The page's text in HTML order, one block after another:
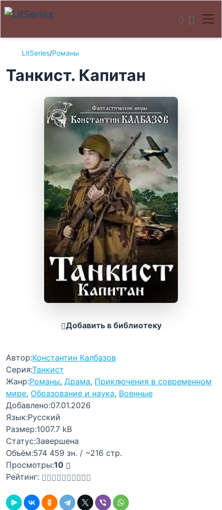
LitSeries/Романы
Танкист. Капитан
Добавить в библиотеку
Автор:Константин Калбазов
Серия:Танкист
Жанр:Романы, Драма, Приключения в современном
мире, Образование и наука, Военные
Добавлено:07.01.2026
Язык:Русский
Размер:1007.7 kB
Статус:Завершена
Объём:574 459 зн. / ~216 стр.
Просмотры:10
Рейтинг: